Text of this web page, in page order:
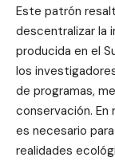
Este patrón
descentralizar la
producida en el
los
de programas,
conservación. En
es necesario
realidades